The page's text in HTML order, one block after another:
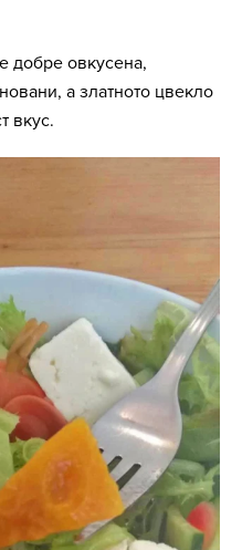
добре овкусена,
а златното цвекло
вкус.